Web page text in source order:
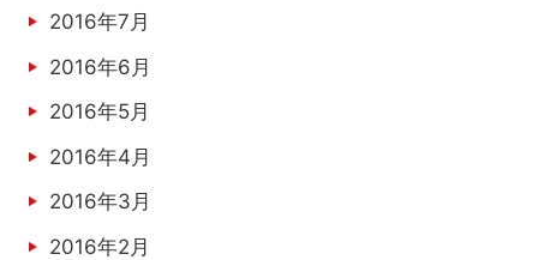
2016年7月
2016年6月
2016年5月
2016年4月
2016年3月
2016年2月